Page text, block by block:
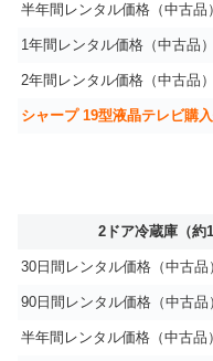
半年間レンタル価格（中古品）
1年間レンタル価格（中古品）
2年間レンタル価格（中古品）
シャープ 19型液晶テレビ購
2ドア冷蔵庫（約
30日間レンタル価格（中古品
90日間レンタル価格（中古品
半年間レンタル価格（中古品）